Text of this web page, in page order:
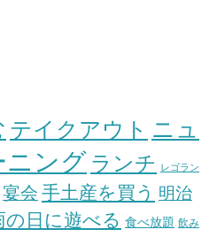
テイクアウト ニュ
ニング ランチ レゴラン
宴会 手土産を買う 明治
の日に遊べる 食べ放題 飲み